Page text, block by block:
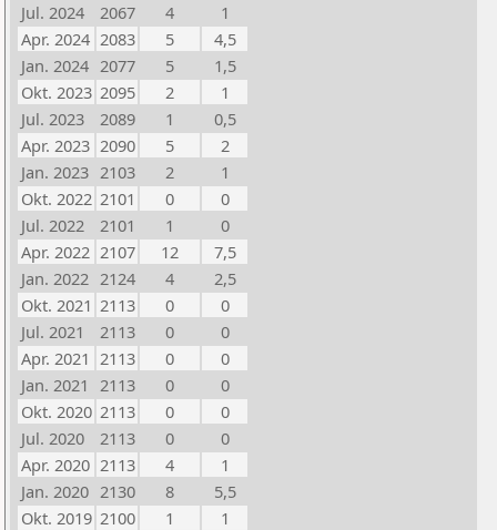
Jul. 2024
2067 4
1
Apr. 2024 2083 5
4,5
Jan. 2024 2077 5
1,5
Okt. 2023 2095 2
1
Jul. 2023
2089 1
0,5
Apr. 2023 2090 5
2
Jan. 2023 2103 2
1
Okt. 2022 2101 0
0
Jul. 2022
2101 1
0
Apr. 2022 2107 12
7,5
Jan. 2022 2124 4
2,5
Okt. 2021 2113 0
0
Jul. 2021
2113 0
0
Apr. 2021 2113 0
0
Jan. 2021 2113 0
0
Okt. 2020 2113 0
0
Jul. 2020
2113 0
0
Apr. 2020 2113 4
1
Jan. 2020 2130 8
5,5
Okt. 2019 2100 1
1